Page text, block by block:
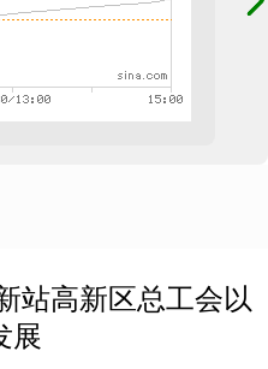
站高新区总工会以
展